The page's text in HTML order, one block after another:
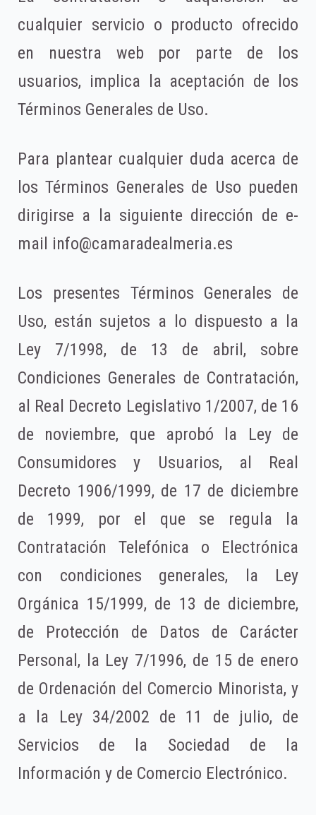
cualquier servicio o producto ofrecido
en nuestra web por parte de los
usuarios, implica la aceptación de los
Términos Generales de Uso.
Para plantear cualquier duda acerca de
los Términos Generales de Uso pueden
dirigirse a la siguiente dirección de e-
mail info@camaradealmeria.es
Los presentes Términos Generales de
Uso, están sujetos a lo dispuesto a la
Ley 7/1998, de 13 de abril, sobre
Condiciones Generales de Contratación,
al Real Decreto Legislativo 1/2007, de 16
de noviembre, que aprobó la Ley de
Consumidores y Usuarios, al Real
Decreto 1906/1999, de 17 de diciembre
de 1999, por el que se regula la
Contratación Telefónica o Electrónica
con condiciones generales, la Ley
Orgánica 15/1999, de 13 de diciembre,
de Protección de Datos de Carácter
Personal, la Ley 7/1996, de 15 de enero
de Ordenación del Comercio Minorista, y
a la Ley 34/2002 de 11 de julio, de
Servicios de la Sociedad de la
Información y de Comercio Electrónico.